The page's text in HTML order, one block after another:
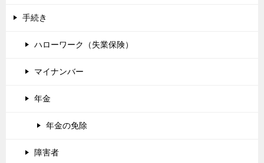
手続き
ハローワーク（失業保険）
マイナンバー
年金
年金の免除
障害者